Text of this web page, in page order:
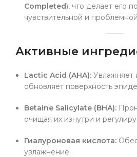
Completed), что делает его
чувствительной и
Активные
Lactic Acid (AHA): Увлажняет
обновляет поверхность
Betaine Salicylate (BHA):
очищая их изнутри и
Гиалуроновая кислота:
увлажнение.